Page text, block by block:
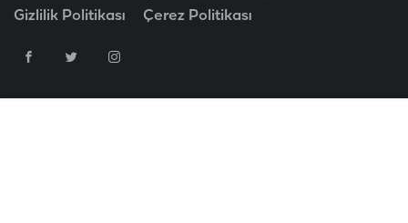
Gizlilik Politikası
Çerez Politikası